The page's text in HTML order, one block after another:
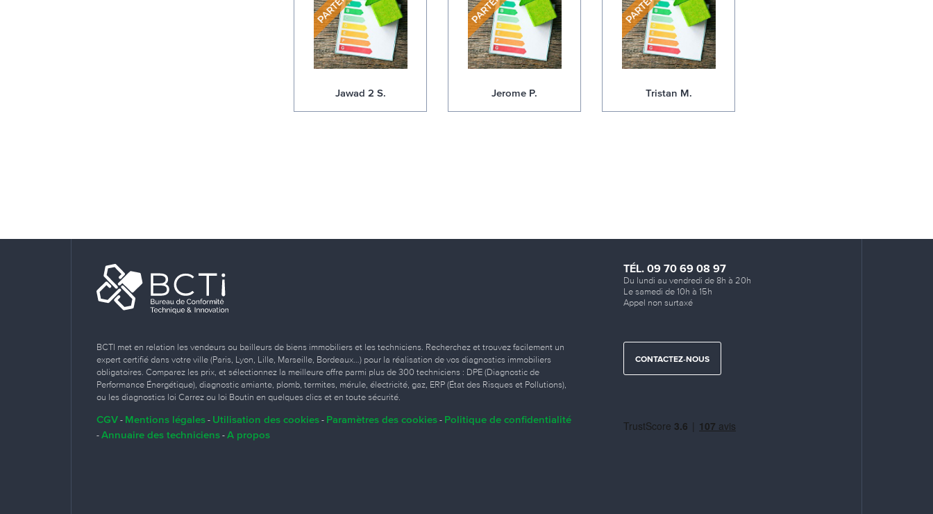
Jawad 2 S. Jerome P. Tristan M.
BCTI met en relation les vendeurs ou bailleurs de biens immobiliers et les techniciens. Recherchez et trouvez facilement un
expert certifié dans votre ville (Paris, Lyon, Lille, Marseille, Bordeaux…) pour la réalisation de vos diagnostics immobiliers
obligatoires. Comparez les prix, et sélectionnez la meilleure offre parmi plus de 300 techniciens : DPE (Diagnostic de
Performance Énergétique), diagnostic amiante, plomb, termites, mérule, électricité, gaz, ERP (État des Risques et Pollutions),
ou les diagnostics loi Carrez ou loi Boutin en quelques clics et en toute sécurité.
CGV - Mentions légales - Utilisation des cookies - Paramètres des cookies - Politique de confidentialité
- Annuaire des techniciens - A propos
TÉL. 09 70 69 08 97
Du lundi au vendredi de 8h à 20h
Le samedi de 10h à 15h
Appel non surtaxé
CONTACTEZ-NOUS